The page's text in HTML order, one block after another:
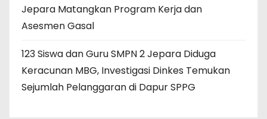
Jepara Matangkan Program Kerja dan
Asesmen Gasal
123 Siswa dan Guru SMPN 2 Jepara Diduga
Keracunan MBG, Investigasi Dinkes Temukan
Sejumlah Pelanggaran di Dapur SPPG